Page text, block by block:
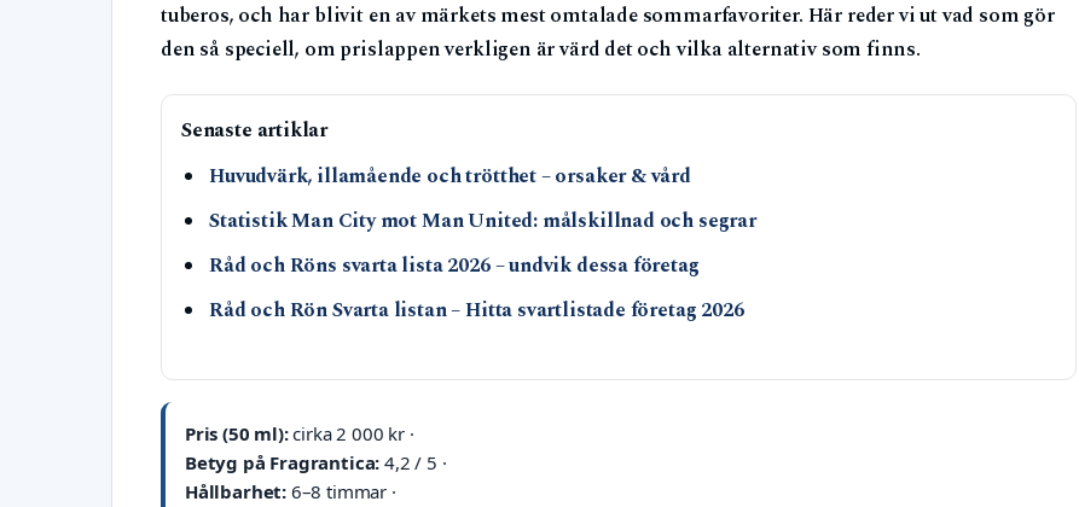
tuberos, och har blivit en av märkets mest omtalade sommarfavoriter. Här reder vi ut vad som gör
den så speciell, om prislappen verkligen är värd det och vilka alternativ som finns.
Senaste artiklar
Huvudvärk, illamående och trötthet – orsaker & vård
Statistik Man City mot Man United: målskillnad och segrar
Råd och Röns svarta lista 2026 – undvik dessa företag
Råd och Rön Svarta listan – Hitta svartlistade företag 2026
Pris (50 ml):cirka 2 000 kr ·
Betyg på Fragrantica: 4,2 / 5 ·
Hållbarhet: 6–8 timmar ·